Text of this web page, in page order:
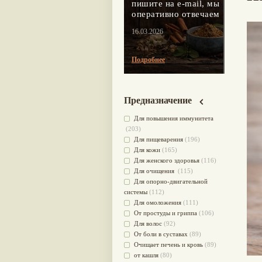
пишите на e-mail, мы
оперативно отвечаем
16.03.2026
Подробнее
Предназначение
Для повышения иммунитета
(203)
Для пищеварения (196)
Для кожи (165)
Для женского здоровья (116)
Для очищения (115)
Для опорно-двигательной
системы (112)
Для омоложения (111)
От простуды и гриппа (106)
Для волос (92)
От боли в суставах (89)
Очищает печень и кровь (89)
от кашля (80)